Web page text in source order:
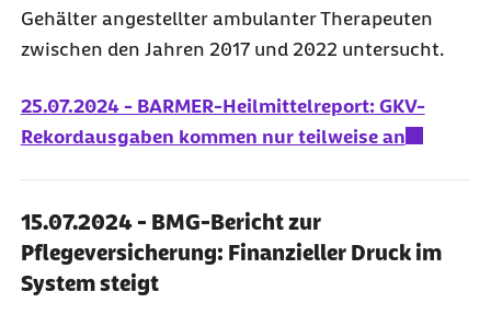
Gehälter angestellter ambulanter Therapeuten
zwischen den Jahren 2017 und 2022 untersucht.
25.07.2024 - BARMER-Heilmittelreport: GKV-
Rekordausgaben kommen nur teilweise an
15.07.2024 - BMG-Bericht zur
Pflegeversicherung: Finanzieller Druck im
System steigt